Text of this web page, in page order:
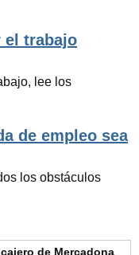
el trabajo
lee los
de empleo sea
los obstáculos
de Mercadona